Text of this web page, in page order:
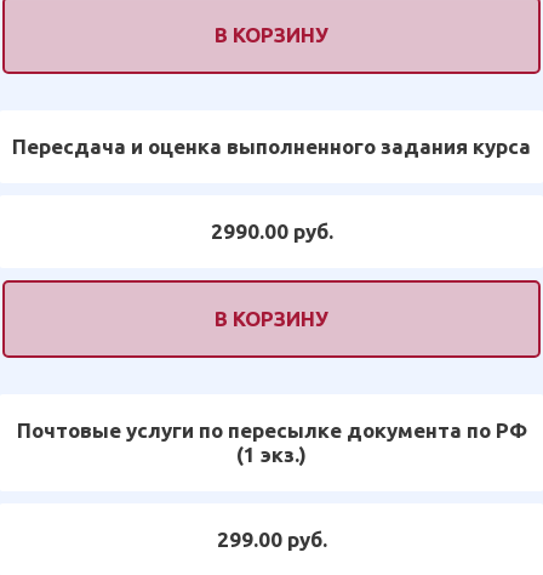
В КОРЗИНУ
Пересдача и оценка выполненного задания курса
2990.00 руб.
В КОРЗИНУ
Почтовые услуги по пересылке документа по РФ
(1 экз.)
299.00 руб.